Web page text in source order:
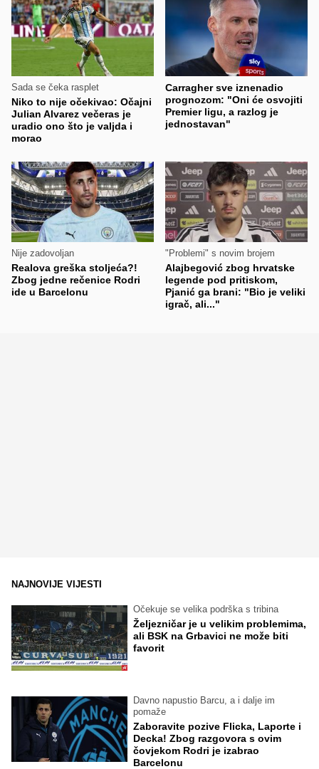
Sada se čeka rasplet
Niko to nije očekivao: Očajni
Julian Alvarez večeras je
uradio ono što je valjda i
morao
Carragher sve iznenadio
prognozom: "Oni će osvojiti
Premier ligu, a razlog je
jednostavan"
Nije zadovoljan
Realova greška stoljeća?!
Zbog jedne rečenice Rodri
ide u Barcelonu
"Problemi" s novim brojem
Alajbegović zbog hrvatske
legende pod pritiskom,
Pjanić ga brani: "Bio je veliki
igrač, ali..."
NAJNOVIJE VIJESTI
Očekuje se velika podrška s tribina
Željezničar je u velikim problemima,
ali BSK na Grbavici ne može biti
favorit
Davno napustio Barcu, a i dalje im
pomaže
Zaboravite pozive Flicka, Laporte i
Decka! Zbog razgovora s ovim
čovjekom Rodri je izabrao
Barcelonu